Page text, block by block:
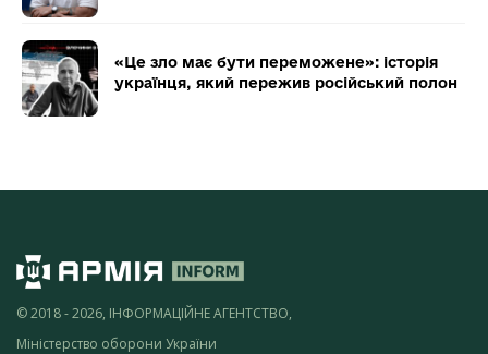
«Це зло має бути переможене»: історія
українця, який пережив російський полон
© 2018 - 2026, ІНФОРМАЦІЙНЕ АГЕНТСТВО,
Міністерство оборони України